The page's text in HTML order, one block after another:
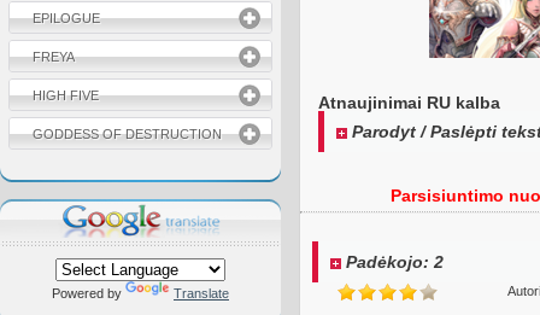
EPILOGUE
FREYA
HIGH FIVE
GODDESS OF DESTRUCTION
Powered by Translate
Atnaujinimai RU kalba
Parodyt / Paslėpti
Parsisiuntimo
Padėkojo: 2